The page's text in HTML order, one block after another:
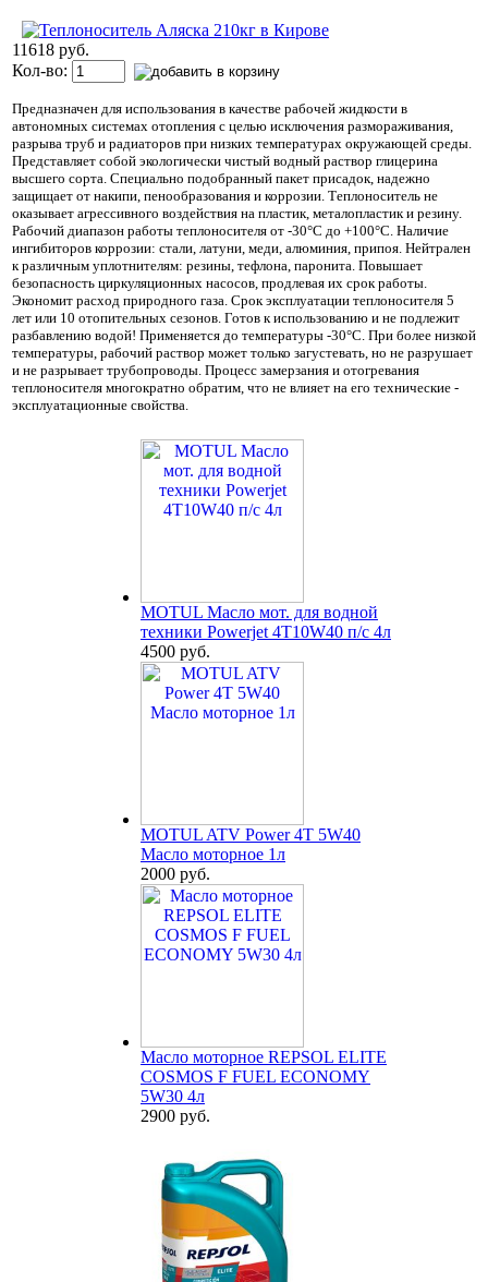
11618 руб.
Кол-во:
Предназначен для использования в качестве рабочей жидкости в
автономных системах отопления с целью исключения размораживания,
разрыва труб и радиаторов при низких температурах окружающей среды.
Представляет собой экологически чистый водный раствор глицерина
высшего сорта. Специально подобранный пакет присадок, надежно
защищает от накипи, пенообразования и коррозии. Теплоноситель не
оказывает агрессивного воздействия на пластик, металопластик и резину.
Рабочий диапазон работы теплоносителя от -30°С до +100°С. Наличие
ингибиторов коррозии: стали, латуни, меди, алюминия, припоя. Нейтрален
к различным уплотнителям: резины, тефлона, паронита. Повышает
безопасность циркуляционных насосов, продлевая их срок работы.
Экономит расход природного газа. Срок эксплуатации теплоносителя 5
лет или 10 отопительных сезонов. Готов к использованию и не подлежит
разбавлению водой! Применяется до температуры -30°С. При более низкой
температуры, рабочий раствор может только загустевать, но не разрушает
и не разрывает трубопроводы. Процесс замерзания и отогревания
теплоносителя многократно обратим, что не влияет на его технические -
эксплуатационные свойства.
MOTUL Масло мот. для водной
техники Powerjet 4T10W40 п/с 4л
4500 руб.
MOTUL ATV Power 4T 5W40
Масло моторное 1л
2000 руб.
Масло моторное REPSOL ELITE
COSMOS F FUEL ECONOMY
5W30 4л
2900 руб.